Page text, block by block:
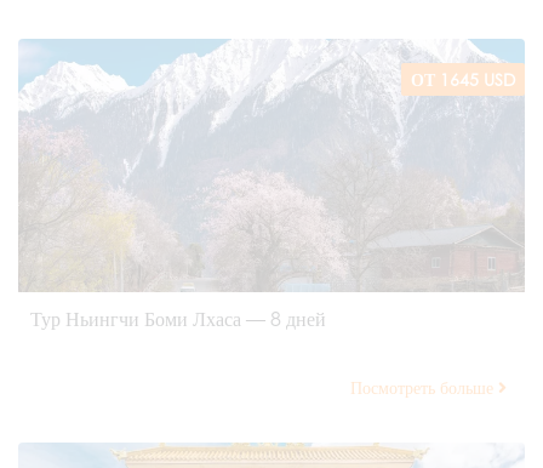
ОТ 1645 USD
Тур Ньингчи Боми Лхаса — 8 дней
Посмотреть больше